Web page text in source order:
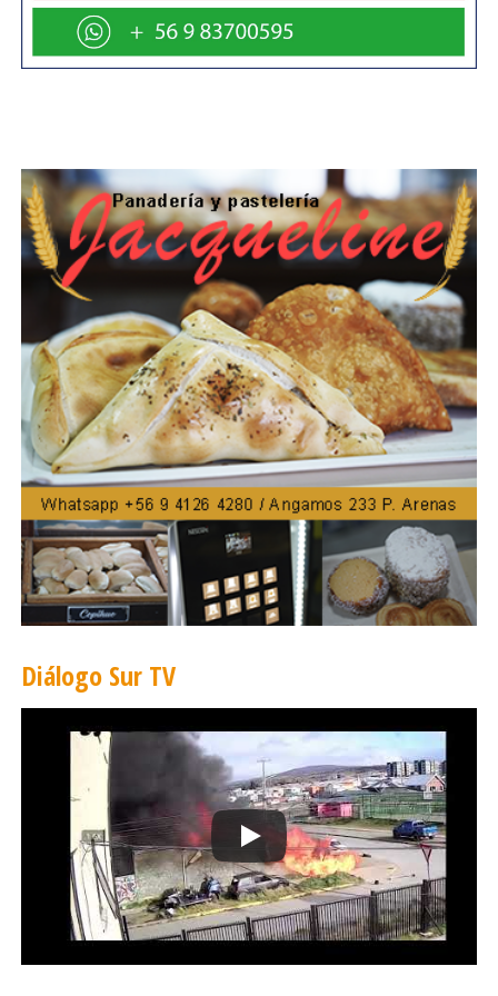
cuentas al finalizar ese período.
Entre los temas relevantes en la agenda de este año,
de formas no vistas anteriormente.
Asimismo, se destaca la importancia de la equidad, la
diversidad y la inclusión, temas que ya fueron abordados
en la Conferencia Abierta en Pucón, donde se discutió la
incorporación de mujeres y jóvenes en la ciencia.
«En Chile estamos viviendo una nueva etapa, un nuevo
impulso hacia lo que se conoce como EDI por las siglas
en inglés correspondientes a equidad, diversidad e
inclusión, y también hacia las y los jóvenes científicos.
Estamos impulsando políticas no solo para incorporar a
más mujeres en la ciencia antártica, sino también para
potenciar la participación de jóvenes científicos. Chile ha
adoptado una política clara en este sentido y la
organización de la Conferencia Abierta en Pucón ha
mostrado resultados muy interesantes, especialmente en
el contexto pospandemia, cuando hubo una gran pausa
Pucón vino a llenar ese vacío», señaló Marcelo Leppe,
vicepresidente del SCAR, coordinador nacional designado
por el Ministerio de Relaciones Exteriores y parte del
comité organizador de este gran evento mundial.
Eventos con la comunidad
En el contexto de esta Reunión de Delegados, durante la
semana pasada se efectuaron sesiones de
cuentacuentos para establecimientos educacionales y
una función abierta al público el día sábado 24 en el
Diálogo Sur TV